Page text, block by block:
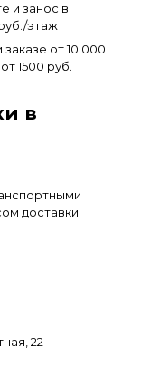
и занос в
этаж
заказе от 10 000
1500 руб.
в
доставки
22